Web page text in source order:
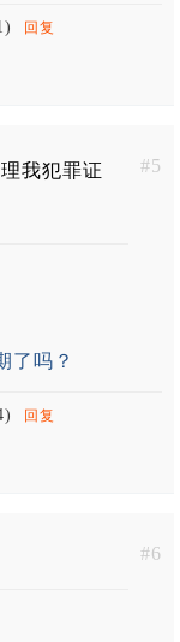
回复
#5
我犯罪证
了吗？
回复
#6